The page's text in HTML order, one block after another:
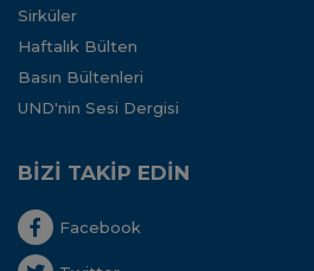
Sirküler
Haftalık Bülten
Basın Bültenleri
UND'nin Sesi Dergisi
BİZİ TAKİP EDİN
Facebook